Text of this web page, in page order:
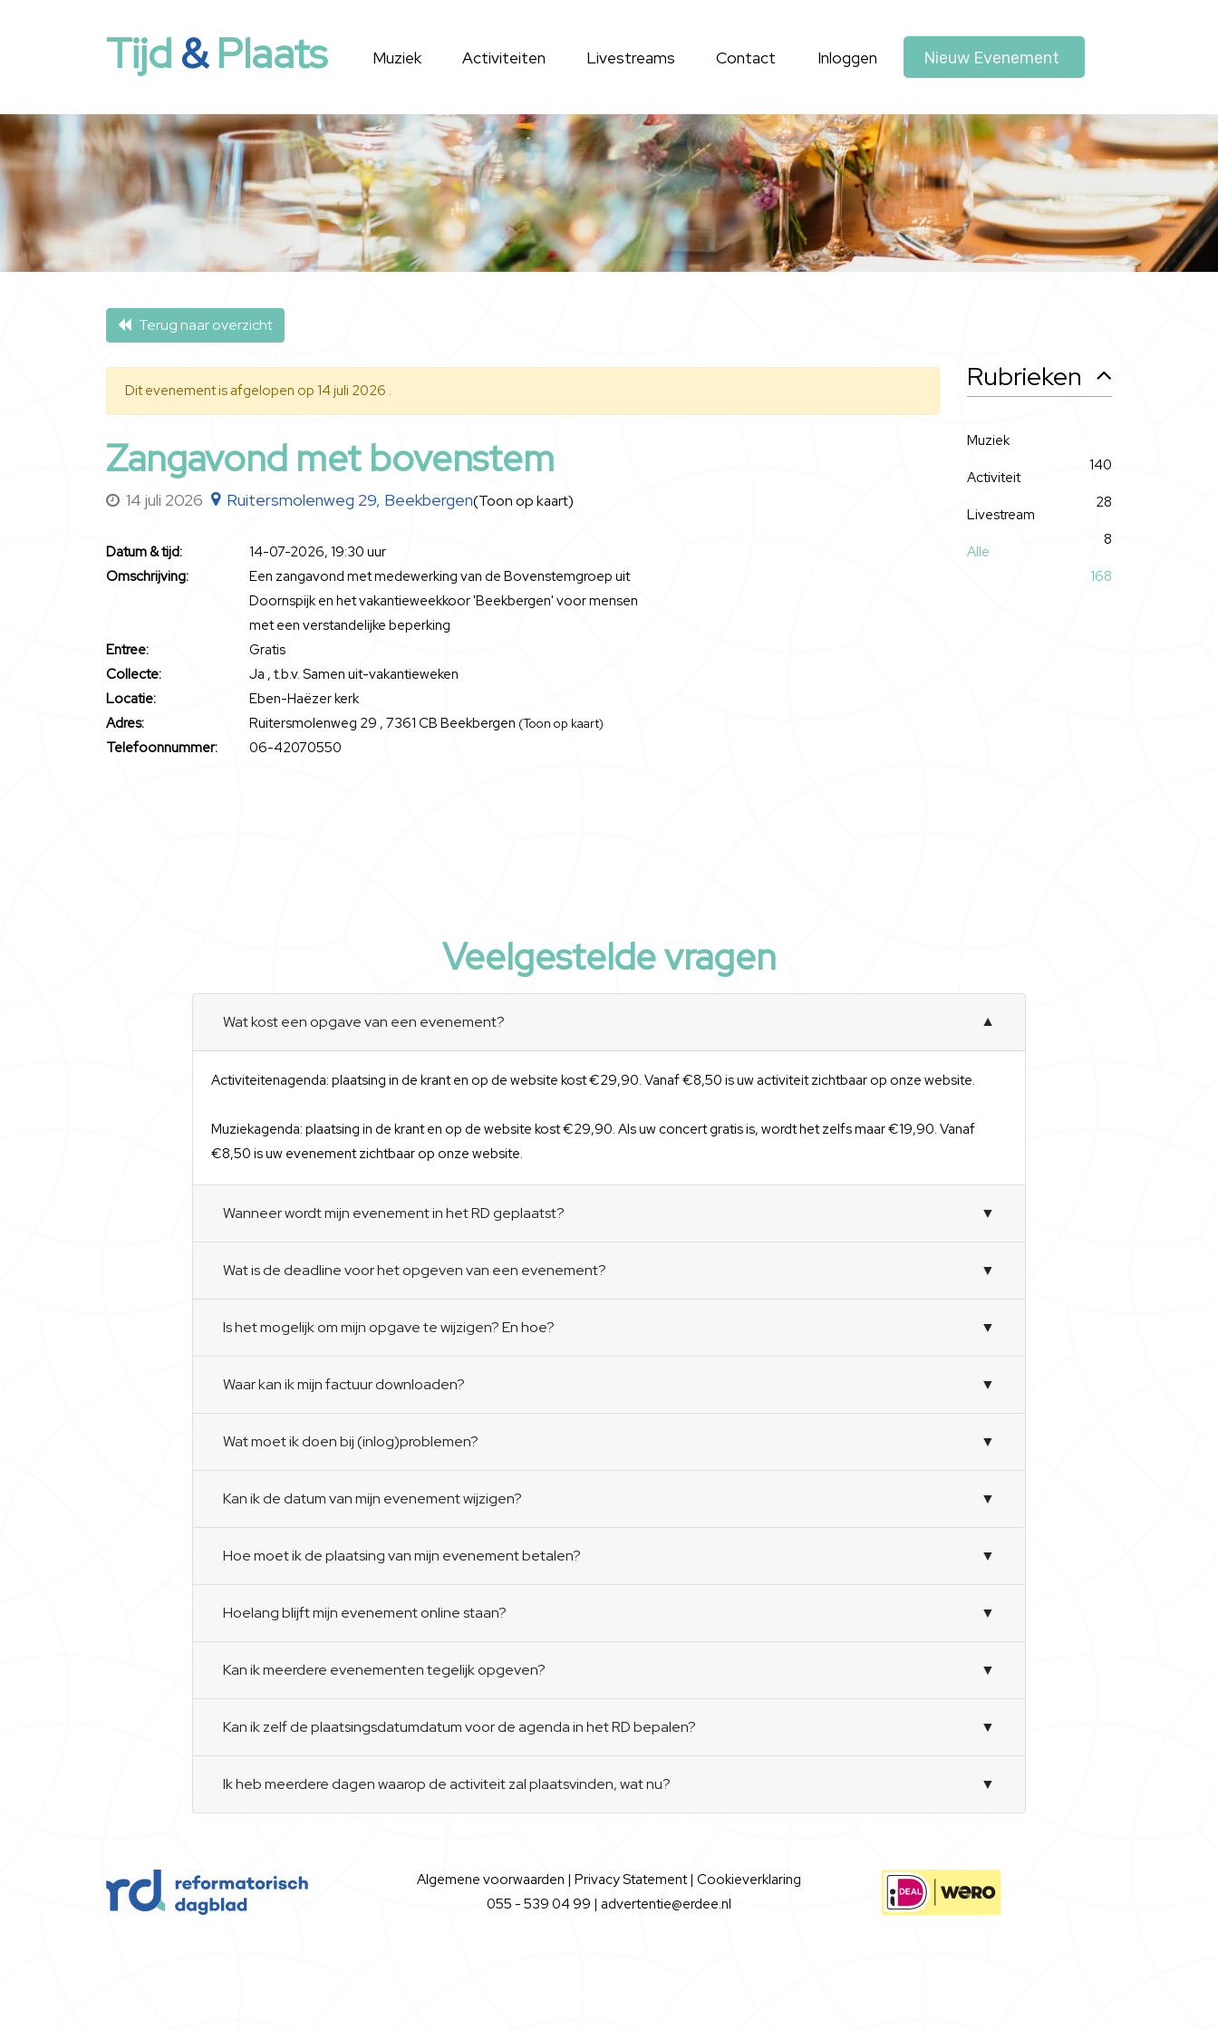
Tijd &Plaats Muziek Activiteiten Livestreams Contact Inloggen Nieuw Evenement
Terug naar overzicht
Dit evenement is afgelopen op 14 juli 2026 .
Zangavond met bovenstem
14 juli 2026 Ruitersmolenweg 29, Beekbergen(Toon op kaart)
Datum & tijd:
14-07-2026, 19:30 uur
Omschrijving:
Een zangavond met medewerking van de Bovenstemgroep uit
Doornspijk en het vakantieweekkoor 'Beekbergen' voor mensen
met een verstandelijke beperking
Entree:
Gratis
Collecte:
Ja , t.b.v. Samen uit-vakantieweken
Locatie:
Eben-Haëzer kerk
Adres:
Ruitersmolenweg 29 , 7361 CB Beekbergen (Toon op kaart)
Telefoonnummer: 06-42070550
Rubrieken
Muziek
140
Activiteit
28
Livestream
8
Alle
168
Veelgestelde vragen
Wat kost een opgave van een evenement? ▼
Activiteitenagenda: plaatsing in de krant en op de website kost €29,90. Vanaf €8,50 is uw activiteit zichtbaar op onze website.
Muziekagenda: plaatsing in de krant en op de website kost €29,90. Als uw concert gratis is, wordt het zelfs maar €19,90. Vanaf
€8,50 is uw evenement zichtbaar op onze website.
Wanneer wordt mijn evenement in het RD geplaatst? ▼
Wat is de deadline voor het opgeven van een evenement? ▼
Is het mogelijk om mijn opgave te wijzigen? En hoe? ▼
Waar kan ik mijn factuur downloaden? ▼
Wat moet ik doen bij (inlog)problemen? ▼
Kan ik de datum van mijn evenement wijzigen? ▼
Hoe moet ik de plaatsing van mijn evenement betalen? ▼
Hoelang blijft mijn evenement online staan? ▼
Kan ik meerdere evenementen tegelijk opgeven? ▼
Kan ik zelf de plaatsingsdatumdatum voor de agenda in het RD bepalen? ▼
Ik heb meerdere dagen waarop de activiteit zal plaatsvinden, wat nu? ▼
Algemene voorwaarden | Privacy Statement| Cookieverklaring
055 - 539 04 99 | advertentie@erdee.nl